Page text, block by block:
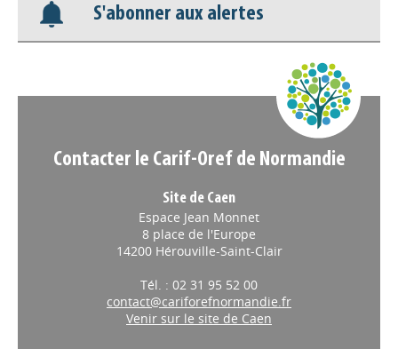
Nos veilles Scoop.it
S'abonner aux alertes
Contacter le Carif-Oref de Normandie
Site de Caen
Espace Jean Monnet
8 place de l'Europe
14200 Hérouville-Saint-Clair
Tél. : 02 31 95 52 00
contact@cariforefnormandie.fr
Venir sur le site de Caen